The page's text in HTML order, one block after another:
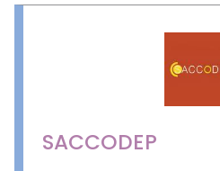
SACCODEP